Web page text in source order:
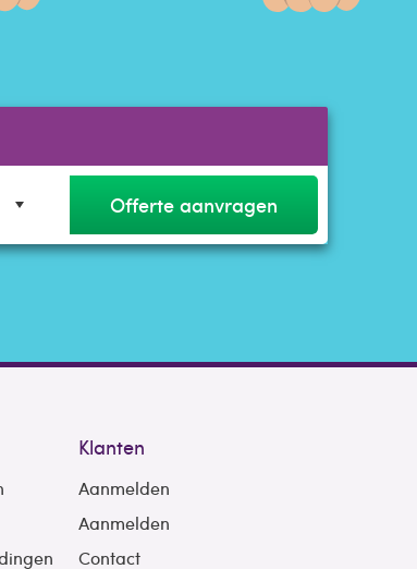
Offerte aanvragen
Klanten
Aanmelden
Aanmelden
Contact